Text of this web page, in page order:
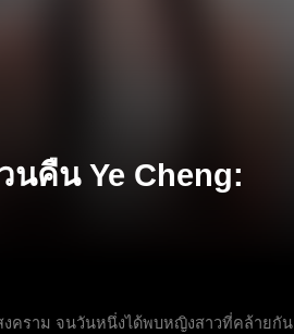
นคืน Ye Cheng:
คราม จนวันหนึ่งได้พบหญิงสาวที่คล้ายกัน